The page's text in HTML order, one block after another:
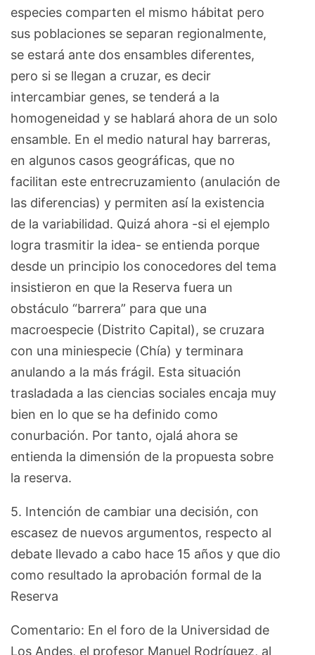
especies comparten el mismo hábitat pero
sus poblaciones se separan regionalmente,
se estará ante dos ensambles diferentes,
pero si se llegan a cruzar, es decir
intercambiar genes, se tenderá a la
homogeneidad y se hablará ahora de un solo
ensamble. En el medio natural hay barreras,
en algunos casos geográficas, que no
facilitan este entrecruzamiento (anulación de
las diferencias) y permiten así la existencia
de la variabilidad. Quizá ahora -si el ejemplo
logra trasmitir la idea- se entienda porque
desde un principio los conocedores del tema
insistieron en que la Reserva fuera un
obstáculo “barrera” para que una
macroespecie (Distrito Capital), se cruzara
con una miniespecie (Chía) y terminara
anulando a la más frágil. Esta situación
trasladada a las ciencias sociales encaja muy
bien en lo que se ha definido como
conurbación. Por tanto, ojalá ahora se
entienda la dimensión de la propuesta sobre
la reserva.
5. Intención de cambiar una decisión, con
escasez de nuevos argumentos, respecto al
debate llevado a cabo hace 15 años y que dio
como resultado la aprobación formal de la
Reserva
Comentario: En el foro de la Universidad de
Los Andes, el profesor Manuel Rodríguez, al